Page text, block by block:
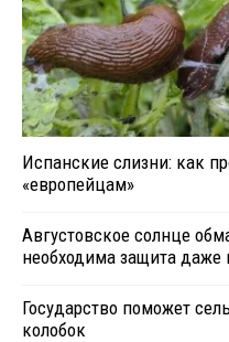
Испанские слизни: как
«европейцам»
Августовское солнце
необходима защита даже
Государство поможет
колобок